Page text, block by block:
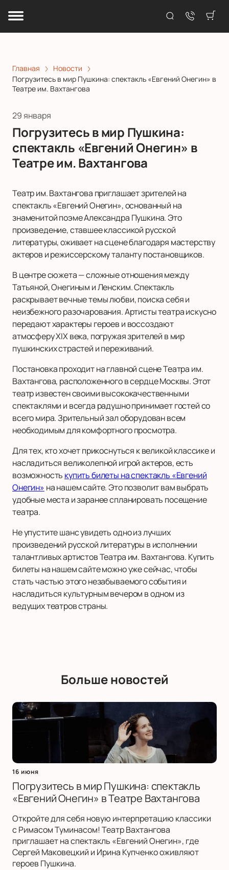
Главная
Новости
Погрузитесь в мир Пушкина: спектакль «Евгений Онегин» в
Театре им. Вахтангова
29 января
Погрузитесь в мир Пушкина:
спектакль «Евгений Онегин» в
Театре им. Вахтангова
Театр им. Вахтангова приглашает зрителей на
спектакль «Евгений Онегин», основанный на
знаменитой поэме Александра Пушкина. Это
произведение, ставшее классикой русской
литературы, оживает на сцене благодаря мастерству
актеров и режиссерскому таланту постановщиков.
В центре сюжета — сложные отношения между
Татьяной, Онегиным и Ленским. Спектакль
раскрывает вечные темы любви, поиска себя и
неизбежного разочарования. Артисты театра искусно
передают характеры героев и воссоздают
атмосферу XIX века, погружая зрителей в мир
пушкинских страстей и переживаний.
Постановка проходит на главной сцене Театра им.
Вахтангова, расположенного в сердце Москвы. Этот
театр известен своими высококачественными
спектаклями и всегда радушно принимает гостей со
всего мира. Зрительный зал оборудован всем
необходимым для комфортного просмотра.
Для тех, кто хочет прикоснуться к великой классике и
насладиться великолепной игрой актеров, есть
возможность купить билеты на спектакль «Евгений
Онегин» на нашем сайте. Это позволит вам выбрать
удобные места и заранее спланировать посещение
театра.
Не упустите шанс увидеть одно из лучших
произведений русской литературы в исполнении
талантливых артистов Театра им. Вахтангова. Купить
билеты на нашем сайте можно уже сейчас, чтобы
стать частью этого незабываемого события и
насладиться культурным вечером в одном из
ведущих театров страны.
Больше новостей
16 июня
Погрузитесь в мир Пушкина: спектакль
«Евгений Онегин» в Театре Вахтангова
Откройте для себя новую интерпретацию классики
с Римасом Туминасом! Театр Вахтангова
приглашает на спектакль «Евгений Онегин», где
Сергей Маковецкий и Ирина Купченко оживляют
героев Пушкина.